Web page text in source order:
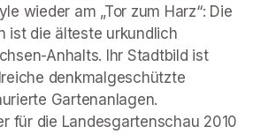
wieder am „Tor zum Harz“: Die
ist die älteste urkundlich
Anhalts. Ihr Stadtbild ist
denkmalgeschützte
Gartenanlagen.
für die Landesgartenschau 2010